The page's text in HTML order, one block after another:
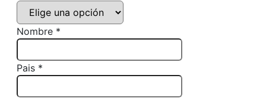
Nombre *
Pais *